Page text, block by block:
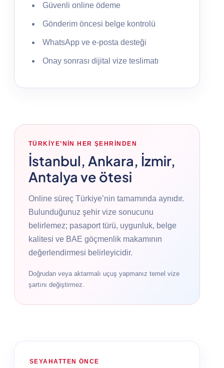
Güvenli online ödeme
Gönderim öncesi belge kontrolü
WhatsApp ve e-posta desteği
Onay sonrası dijital vize teslimatı
TÜRKIYE’NIN HER ŞEHRINDEN
İstanbul, Ankara, İzmir,
Antalya ve ötesi
Online süreç Türkiye’nin tamamında aynıdır.
Bulunduğunuz şehir vize sonucunu
belirlemez; pasaport türü, uygunluk, belge
kalitesi ve BAE göçmenlik makamının
değerlendirmesi belirleyicidir.
Doğrudan veya aktarmalı uçuş yapmanız temel vize
şartını değiştirmez.
SEYAHATTEN ÖNCE